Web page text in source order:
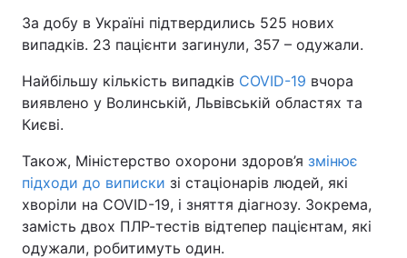
За добу в Україні підтвердились 525 нових
випадків. 23 пацієнти загинули, 357 – одужали.
Найбільшу кількість випадків COVID-19 вчора
виявлено у Волинській, Львівській областях та
Києві.
Також, Міністерство охорони здоров’я змінює
підходи до виписки зі стаціонарів людей, які
хворіли на COVID-19, і зняття діагнозу. Зокрема,
замість двох ПЛР-тестів відтепер пацієнтам, які
одужали, робитимуть один.